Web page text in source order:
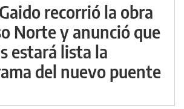
recorrió la obra
Norte y anunció que
estará lista la
del nuevo puente